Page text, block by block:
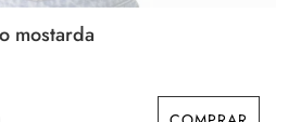
mostarda